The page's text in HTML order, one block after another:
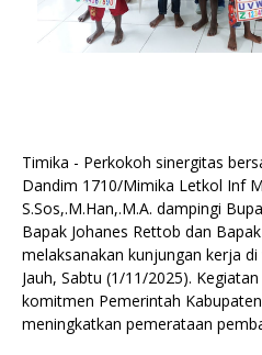
Timika - Perkokoh sinergitas
Dandim 1710/Mimika Letkol Inf
S.Sos,.M.Han,.M.A. dampingi
Bapak Johanes Rettob dan
melaksanakan kunjungan kerja
Jauh, Sabtu (1/11/2025).
komitmen Pemerintah
meningkatkan pemerataan